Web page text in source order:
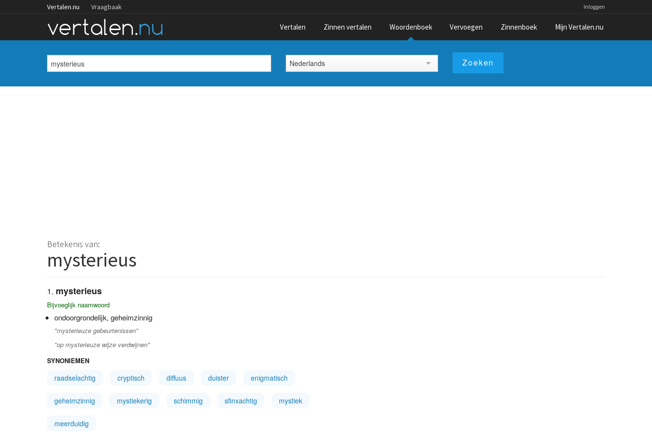
Vertalen.nu Vraagbaak Inloggen
Vertalen Zinnen vertalen Woordenboek Vervoegen Zinnenboek Mijn Vertalen.nu
Nederlands
Betekenis van:
mysterieus
mysterieus
Bijvoeglijk naamwoord
ondoorgrondelijk, geheimzinnig
"mysterieuze gebeurtenissen"
"op mysterieuze wijze verdwijnen"
SYNONIEMEN
raadselachtig cryptisch diffuus duister enigmatisch
geheimzinnig mystiekerig schimmig sfinxachtig mystiek
meerduidig